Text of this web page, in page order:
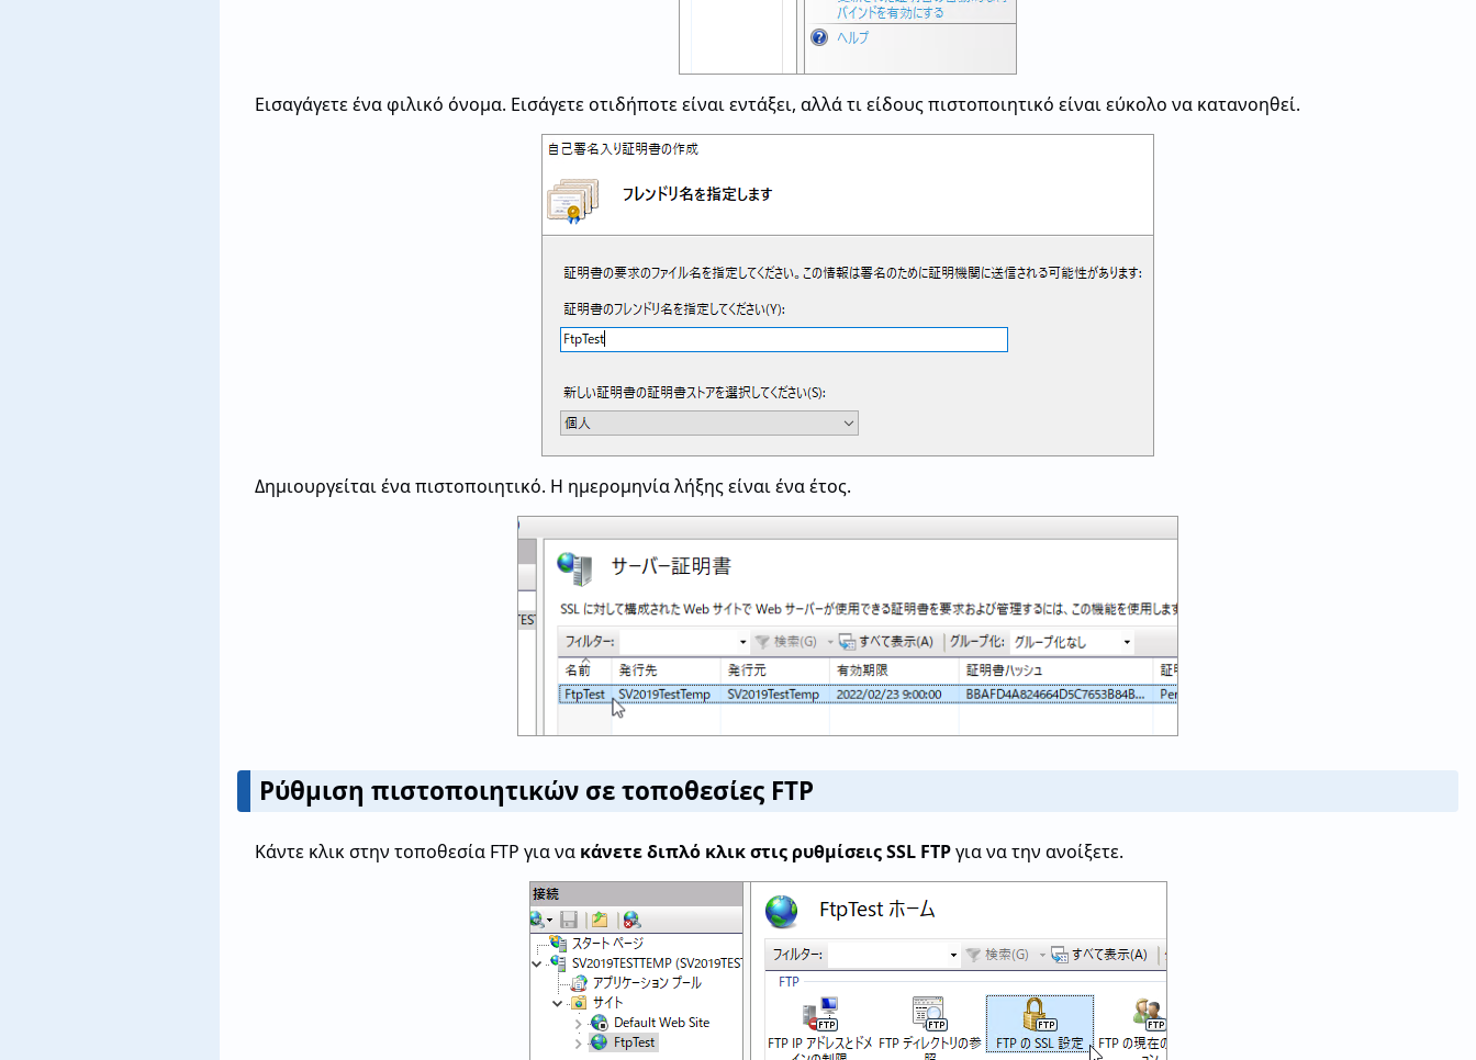
Εισαγάγετε ένα φιλικό όνομα. Εισάγετε οτιδήποτε είναι εντάξει, αλλά τι είδους πιστοποιητικό είναι εύκολο να κατανοηθεί.
Δημιουργείται ένα πιστοποιητικό. Η ημερομηνία λήξης είναι ένα έτος.
Ρύθμιση πιστοποιητικών σε τοποθεσίες FTP
Κάντε κλικ στην τοποθεσία FTP για να κάνετε διπλό κλικ στις ρυθμίσεις SSL FTPγια να την ανοίξετε.